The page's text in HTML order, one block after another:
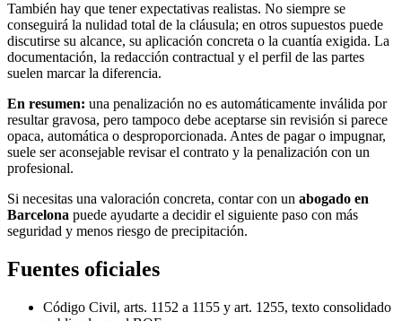
También hay que tener expectativas realistas. No siempre se
conseguirá la nulidad total de la cláusula; en otros supuestos puede
discutirse su alcance, su aplicación concreta o la cuantía exigida. La
documentación, la redacción contractual y el perfil de las partes
suelen marcar la diferencia.
En resumen: una penalización no es automáticamente inválida por
resultar gravosa, pero tampoco debe aceptarse sin revisión si parece
opaca, automática o desproporcionada. Antes de pagar o impugnar,
suele ser aconsejable revisar el contrato y la penalización con un
profesional.
Si necesitas una valoración concreta, contar con un abogado en
Barcelona puede ayudarte a decidir el siguiente paso con más
seguridad y menos riesgo de precipitación.
Fuentes oficiales
Código Civil, arts. 1152 a 1155 y art. 1255, texto consolidado